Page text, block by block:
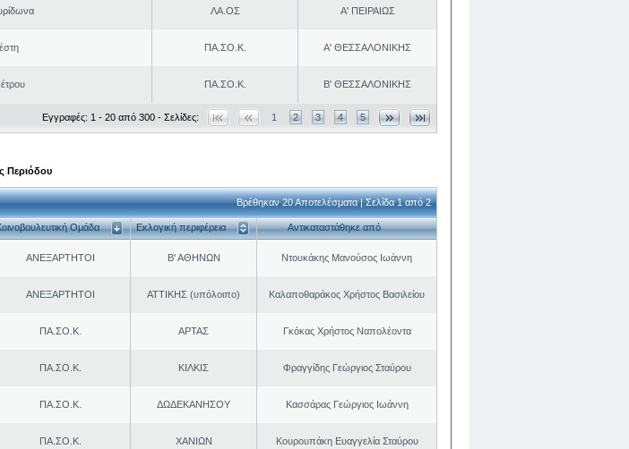
ΛΑ.ΟΣ Α' ΠΕΙΡΑΙΩΣ
ΠΑ.ΣΟ.Κ. Α' ΘΕΣΣΑΛΟΝΙΚΗΣ
ΠΑ.ΣΟ.Κ. Β' ΘΕΣΣΑΛΟΝΙΚΗΣ
Εγγραφές: 1 - 20 από 300 - Σελίδες: 1 2 3 4 5
Περιόδου
Βρέθηκαν 20 Αποτελέσματα | Σελίδα 1 από 2
Ομάδα Εκλογική περιφέρεια Αντικαταστάθηκε από
ΑΝΕΞΑΡΤΗΤΟΙ Β' ΑΘΗΝΩΝ Ντουκάκης Μανούσος Ιωάννη
ΑΝΕΞΑΡΤΗΤΟΙ ΑΤΤΙΚΗΣ (υπόλοιπο) Καλαποθαράκος Χρήστος Βασιλείου
ΠΑ.ΣΟ.Κ. ΑΡΤΑΣ Γκόκας Χρήστος Ναπολέοντα
ΠΑ.ΣΟ.Κ. ΚΙΛΚΙΣ Φραγγίδης Γεώργιος Σταύρου
ΠΑ.ΣΟ.Κ. ΔΩΔΕΚΑΝΗΣΟΥ Κασσάρας Γεώργιος Ιωάννη
ΠΑ.ΣΟ.Κ. ΧΑΝΙΩΝ Κουρουπάκη Ευαγγελία Σταύρου